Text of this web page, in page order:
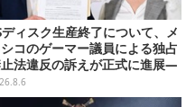
ディスク生産終了について、メ
コのゲーマー議員による独占
法違反の訴えが正式に進展―
クノロジーは自由を拡大する
に役立つべき」